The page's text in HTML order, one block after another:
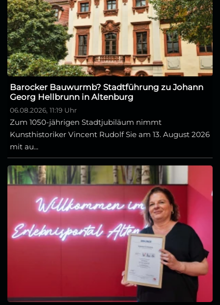
Barocker Bauwurmb? Stadtführung zu Johann
Georg Hellbrunn in Altenburg
06.08.2026, 11:19 Uhr
Zum 1050-jährigen Stadtjubiläum nimmt
Kunsthistoriker Vincent Rudolf Sie am 13. August 2026
mit au...